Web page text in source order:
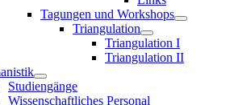
Tagungen und Workshops
Triangulation
Triangulation I
Triangulation II
Studiengänge
Wissenschaftliches Personal